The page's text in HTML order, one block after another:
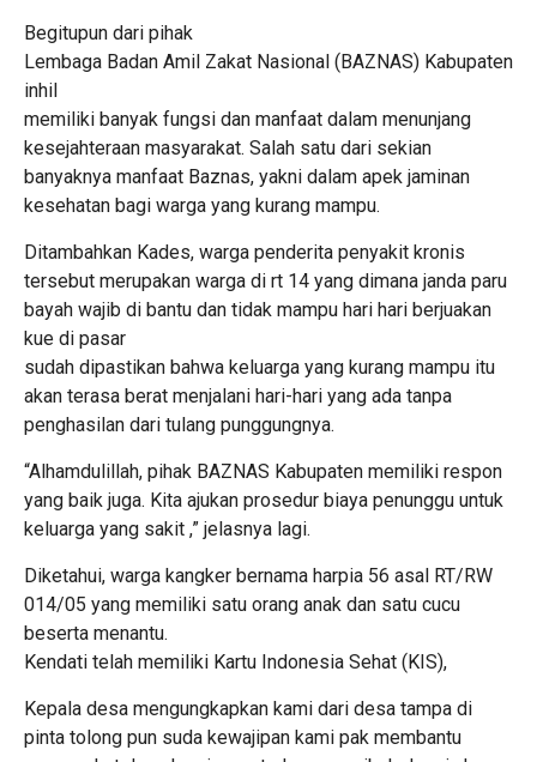
Begitupun dari pihak
Lembaga Badan Amil Zakat Nasional (BAZNAS) Kabupaten
inhil
memiliki banyak fungsi dan manfaat dalam menunjang
kesejahteraan masyarakat. Salah satu dari sekian
banyaknya manfaat Baznas, yakni dalam apek jaminan
kesehatan bagi warga yang kurang mampu.
Ditambahkan Kades, warga penderita penyakit kronis
tersebut merupakan warga di rt 14 yang dimana janda paru
bayah wajib di bantu dan tidak mampu hari hari berjuakan
kue di pasar
sudah dipastikan bahwa keluarga yang kurang mampu itu
akan terasa berat menjalani hari-hari yang ada tanpa
penghasilan dari tulang punggungnya.
“Alhamdulillah, pihak BAZNAS Kabupaten memiliki respon
yang baik juga. Kita ajukan prosedur biaya penunggu untuk
keluarga yang sakit ,” jelasnya lagi.
Diketahui, warga kangker bernama harpia 56 asal RT/RW
014/05 yang memiliki satu orang anak dan satu cucu
beserta menantu.
Kendati telah memiliki Kartu Indonesia Sehat (KIS)‎,
Kepala desa mengungkapkan kami dari desa tampa di
pinta tolong pun suda kewajipan kami pak membantu